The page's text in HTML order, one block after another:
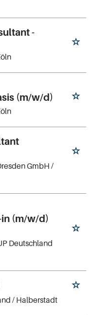
-
(m/w/d)
GmbH /
(m/w/d)
Deutschland
/ Halberstadt